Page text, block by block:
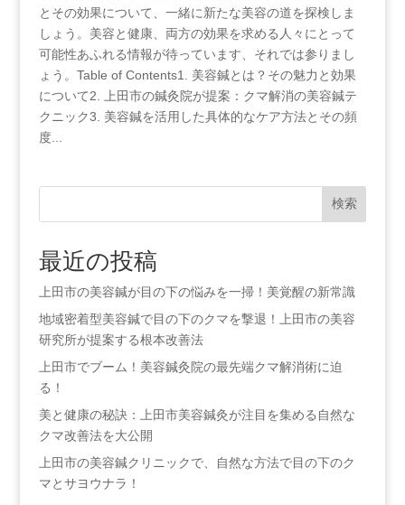
とその効果について、一緒に新たな美容の道を探検しま
しょう。美容と健康、両方の効果を求める人々にとって
可能性あふれる情報が待っています、それでは参りまし
ょう。Table of Contents1. 美容鍼とは？その魅力と効果
について2.‍ 上田市の鍼灸院が提案：クマ解消の美容鍼テ
クニック3. 美容鍼を活用した具体的なケア方法とその頻
度...
検索
最近の投稿
上田市の美容鍼が目の下の悩みを一掃！美覚醒の新常識
地域密着型美容鍼で目の下のクマを撃退！上田市の美容
研究所が提案する根本改善法
上田市でブーム！美容鍼灸院の最先端クマ解消術に迫
る！
美と健康の秘訣：上田市美容鍼灸が注目を集める自然な
クマ改善法を大公開
上田市の美容鍼クリニックで、自然な方法で目の下のク
マとサヨウナラ！